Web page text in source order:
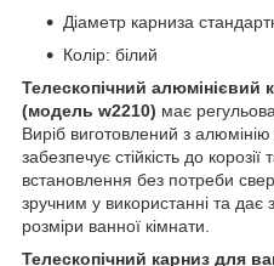
Діаметр карниза
Колір: білий
Телескопічний алюмінієвий
(модель w2210) має
Виріб виготовлений з
забезпечує стійкість до корозії
встановлення без потреби
зручним у використанні та дає
розміри ванної кімнати.
Телескопічний карниз для